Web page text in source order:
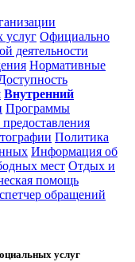
услуг Официально
деятельности
Нормативные
Внутренний
Программы
Политика
Информация об
мест Отдых и
помощь
обращений
услуг